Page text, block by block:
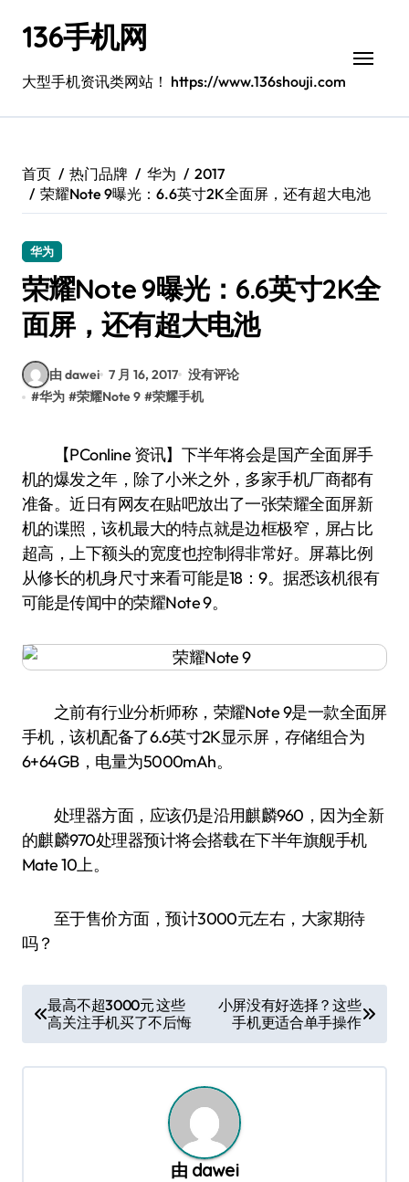
136手机网
大型手机资讯类网站！ https://www.136shouji.com
首页 热门品牌 华为
2017
荣耀Note 9曝光：6.6英寸2K全面屏，还有超大电池
华为
荣耀Note 9曝光：6.6英寸2K全
面屏，还有超大电池
由 dawei 7 月 16, 2017 没有评论
#华为 #荣耀Note 9 #荣耀手机
【PConline 资讯】下半年将会是国产全面屏手
机的爆发之年，除了小米之外，多家手机厂商都有
准备。近日有网友在贴吧放出了一张荣耀全面屏新
机的谍照，该机最大的特点就是边框极窄，屏占比
超高，上下额头的宽度也控制得非常好。屏幕比例
从修长的机身尺寸来看可能是18：9。据悉该机很有
可能是传闻中的荣耀Note 9。
之前有行业分析师称，荣耀Note 9是一款全面屏
手机，该机配备了6.6英寸2K显示屏，存储组合为
6+64GB，电量为5000mAh。
处理器方面，应该仍是沿用麒麟960，因为全新
的麒麟970处理器预计将会搭载在下半年旗舰手机
Mate 10上。
至于售价方面，预计3000元左右，大家期待
吗？
章
导
最高不超3000元 这些
高关注手机买了不后悔
小屏没有好选择？这些
手机更适合单手操作
由 dawei